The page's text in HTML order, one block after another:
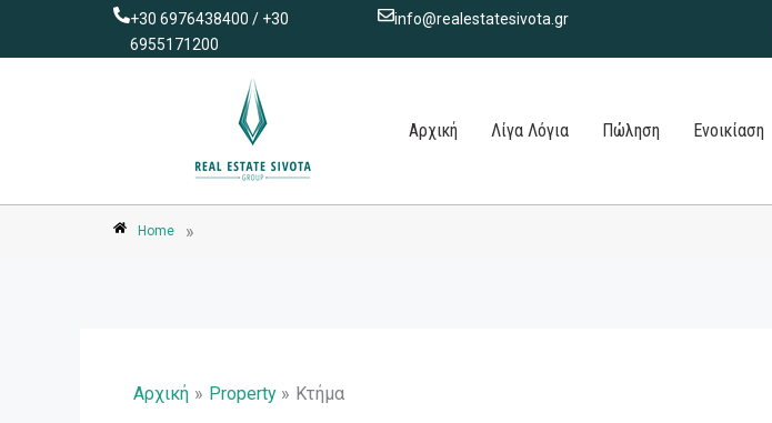
+30 6976438400 / +30
6955171200
info@realestatesivota.gr
Αρχική Λίγα Λόγια Πώληση Ενοικίαση
Home »
Αρχική Property Κτήμα
Αναζήτηση